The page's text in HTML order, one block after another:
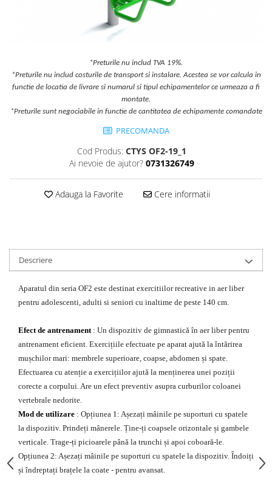
Echipamente de catarat
Echipamente tematice
Echipamente persoane cu
dizabilitati
Terenuri Multisport
Trasee Ninja
Mese de jocuri
Garduri/Imprejmuiri
Cosuri de gunoi
Panouri pentru informare/Marcaje
Foisoare si pergole
Rastel Biciclete
Banci
*Preturile nu includ TVA 19%.
*Preturile nu includ costurile de transport si instalare. Acestea se vor calcula in
functie de locatia de livrare si numarul si tipul echipamentelor ce urmeaza a fi
montate.
*Preturile sunt negociabile in functie de cantitatea de echipamente comandate
PRECOMANDA
Cod Produs: CTYS OF2-19_1
Ai nevoie de ajutor? 0731326749
Adauga la Favorite Cere informatii
Descriere
Aparatul din seria OF2 este destinat exercitiilor recreative in aer liber
pentru adolescenti, adulti si seniori cu inaltime de peste 140 cm.
Efect de antrenament : Un dispozitiv de gimnastică în aer liber pentru
antrenament eficient. Exercițiile efectuate pe aparat ajută la întărirea
mușchilor mari: membrele superioare, coapse, abdomen și spate.
Efectuarea cu atenție a exercițiilor ajută la menținerea unei poziții
corecte a corpului. Are un efect preventiv asupra curburilor coloanei
vertebrale nedorite.
Mod de utilizare : Opțiunea 1: Așezați mâinile pe suporturi cu spatele
la dispozitiv. Prindeți mânerele. Ține-ți coapsele orizontale și gambele
verticale. Trage-ți picioarele până la trunchi și apoi coboară-le.
Opțiunea 2: Așezați mâinile pe suporturi cu spatele la dispozitiv. Îndoiți
și îndreptați brațele la coate - pentru avansat.